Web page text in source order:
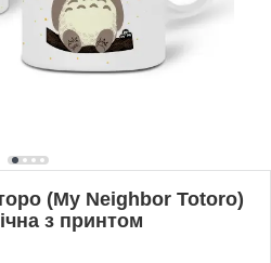
(My Neighbor Totoro)
з принтом